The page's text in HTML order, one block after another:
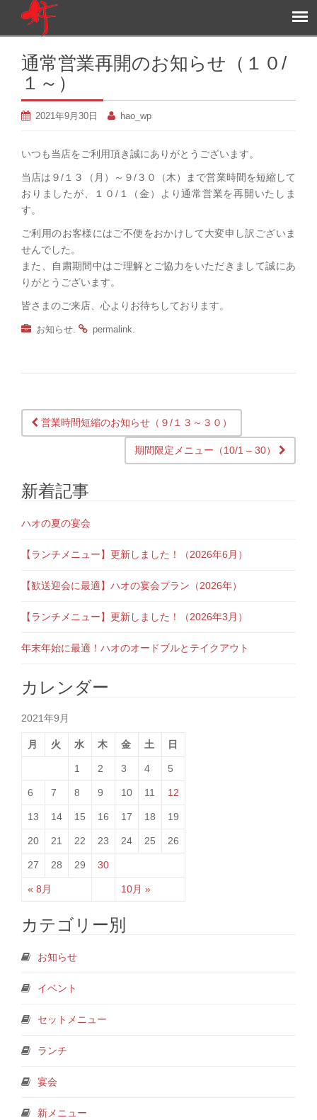
通常営業再開のお知らせ（１０/
１～）
2021年9月30日 hao_wp
いつも当店をご利用頂き誠にありがとうございます。
当店は９/１３（月）～９/３０（木）まで営業時間を短縮して
おりましたが、１０/１（金）より通常営業を再開いたしま
す。
ご利用のお客様にはご不便をおかけして大変申し訳ございま
せんでした。
また、自粛期間中はご理解とご協力をいただきまして誠にあ
りがとうございます。
皆さまのご来店、心よりお待ちしております。
お知らせ permalink
Post navigation
営業時間短縮のお知らせ（９/１３～３０）
期間限定メニュー（10/1 – 30）
新着記事
ハオの夏の宴会
【ランチメニュー】更新しました！（2026年6月）
【歓送迎会に最適】ハオの宴会プラン（2026年）
【ランチメニュー】更新しました！（2026年3月）
年末年始に最適！ハオのオードブルとテイクアウト
カレンダー
2021年9月
月 火 水 木 金 土 日
« 8月 10月 »
1 2 3 4 5
6 7 8 9 10 11 12
13 14 15 16 17 18 19
20 21 22 23 24 25 26
27 28 29 30
カテゴリー別
お知らせ
イベント
セットメニュー
ランチ
宴会
新メニュー